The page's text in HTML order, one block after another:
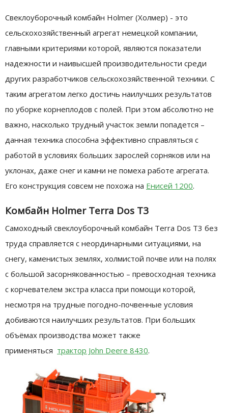
Свеклоуборочный комбайн Holmer (Холмер) - это
сельскохозяйственный агрегат немецкой компании,
главными критериями которой, являются показатели
надежности и наивысшей производительности среди
других разработчиков сельскохозяйственной техники. С
таким агрегатом легко достичь наилучших результатов
по уборке корнеплодов с полей. При этом абсолютно не
важно, насколько трудный участок земли попадется –
данная техника способна эффективно справляться с
работой в условиях больших зарослей сорняков или на
уклонах, даже снег и камни не помеха работе агрегата.
Его конструкция совсем не похожа на Енисей 1200.
Комбайн Holmer Terra Dos T3
Самоходный свеклоуборочный комбайн Terra Dos T3 без
труда справляется с неординарными ситуациями, на
снегу, каменистых землях, холмистой почве или на полях
с большой засорнякованностью – превосходная техника
с корчевателем экстра класса при помощи которой,
несмотря на трудные погодно-почвенные условия
добиваются наилучших результатов. При больших
объёмах производства может также
применяться трактор John Deere 8430.